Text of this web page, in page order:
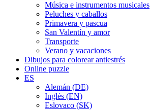
Música e instrumentos musicales
Peluches y caballos
Primavera y pascua
San Valentín y amor
Transporte
Verano y vacaciones
Dibujos para colorear antiestrés
Online puzzle
ES
Alemán (DE)
Inglés (EN)
Eslovaco (SK)